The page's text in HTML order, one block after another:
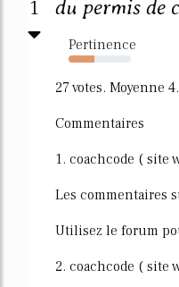
1 du permis de
Pertinence
42%
27 votes. Moyenne
Commentaires
1. coachcode ( site
Les commentaires
Utilisez le forum
2. coachcode ( site